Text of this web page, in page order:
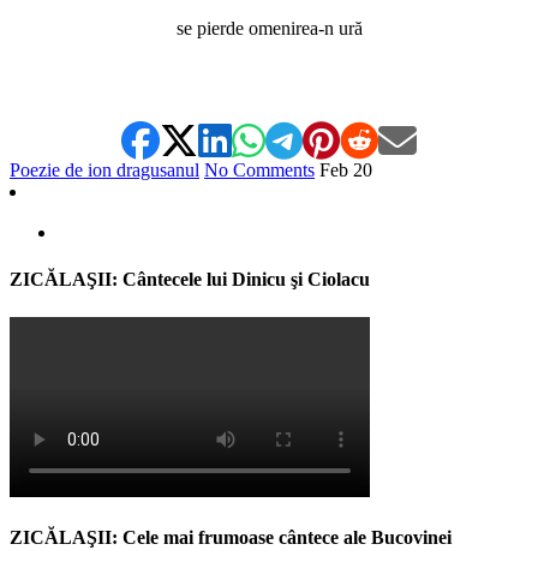
se pierde omenirea-n ură
Poezie de ion dragusanul No Comments Feb 20
ZICĂLAŞII: Cântecele lui Dinicu şi Ciolacu
ZICĂLAŞII: Cele mai frumoase cântece ale Bucovinei